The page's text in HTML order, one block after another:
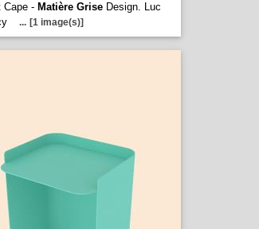
Cape - Matière Grise Design. Luc
... [1 image(s)]